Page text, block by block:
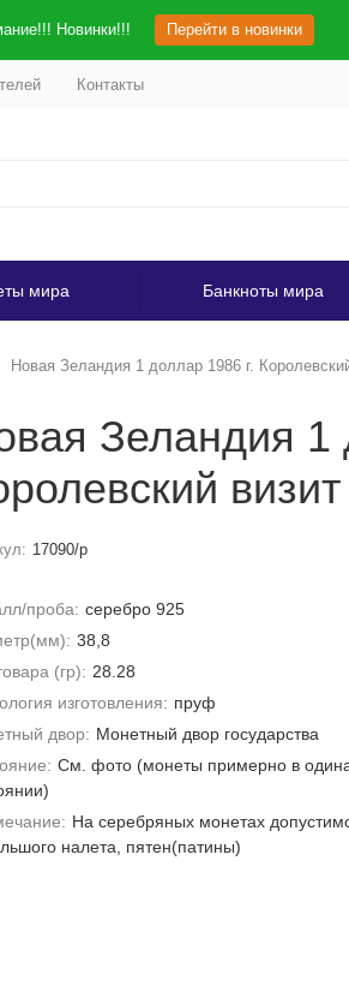
Новинки!!! Перейти в новинки
Контакты
мира Банкноты мира
Новая Зеландия 1 доллар 1986 г.
Зеландия 1
17090/р
проба: серебро 925
38,8
(гр): 28.28
изготовления: пруф
двор: Монетный двор государства
Cм. фото (монеты примерно в
На серебряных монетах
налета, пятен(патины)